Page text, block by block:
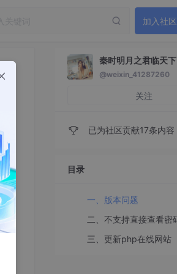
加入社区
秦时明月之君临天下
@weixin_41287260
关注
已为社区贡献17条内容
目录
一、版本问题
三、更新php在线网站